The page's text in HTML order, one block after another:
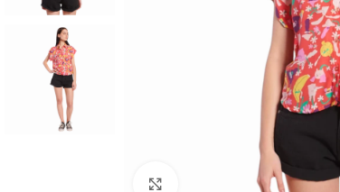
Haga clic para ampliar